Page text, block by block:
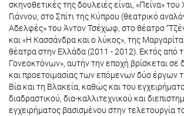
σκηνοθετικές της δουλειές είναι, «Πείνα»
Γιάννου, στο Σπίτι της Κύπρου (θεατρικό
Αδελφές» του Άντον Τσέχωφ, στο θέατρο
και «Η Κασσάνδρα και ο λύκος», της
θέατρα στην Ελλάδα (2011 - 2012). Εκτός από
Γονεοκτόνων», αυτήν την εποχή βρίσκεται σε
και προετοιμασίας των επόμενων δύο έργων
Βία και τη Βλακεία, καθώς και του
διαδραστικού, δια-καλλιτεχνικού και
εγχειρήματος βασισμένου στην τελετουργία